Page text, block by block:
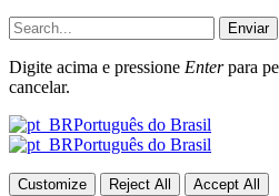
Enviar
Digite acima e pressione Enterpara
cancelar.
Português do Brasil
Português do Brasil
Customize Reject All Accept All